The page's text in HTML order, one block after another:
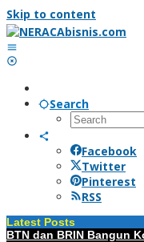
Skip to content
Search
Facebook
Twitter
Pinterest
RSS
Latest Posts
BTN dan BRIN Bangun